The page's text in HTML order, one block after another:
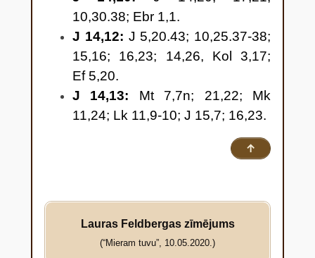
Tēvs ir vienmēr manī un dara
savus darbus. 11 Ticiet man, ka
es esmu Tēvā un Tēvs manī!
Bet, ja ne, tad ticiet man šo darbu
dēļ. 12 Patiesi, patiesi es jums
saku: kas tic man, tas darīs tos
darbus, ko es daru, un vēl
lielākus par šiem darīs, jo es
pagodināts Dēlā. 14 Ja jūs manā
vārdā man ko lūgsiet, es darīšu.
10,30.38; Ebr 1,1.
J 14,12: J 5,20.43; 10,25.37-38;
15,16; 16,23; 14,26, Kol 3,17;
Ef 5,20.
J 14,13: Mt 7,7n; 21,22; Mk
11,24; Lk 11,9-10; J 15,7; 16,23.
↑
Lauras Feldbergas zīmējums
(“Mieram tuvu”, 10.05.2020.)